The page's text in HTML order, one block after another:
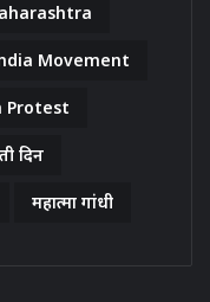
Movement
Protest
दिन
महात्मा गांधी